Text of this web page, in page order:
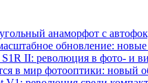
анаморфот с
обновление:
II: революция в фото- и
в мир фотооптики: новый